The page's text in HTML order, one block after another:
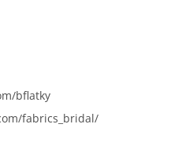
bflatky
fabrics_bridal/